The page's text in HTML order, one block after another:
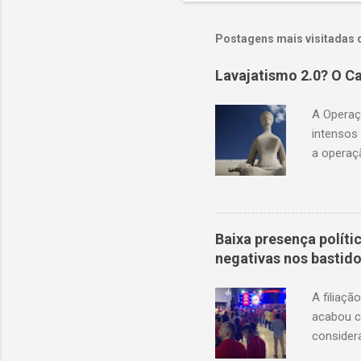
Postagens mais visitadas
Lavajatismo 2.0? O
A
intensos
a
renda
frágeis,
Polícia
ampla
e
Baixa presença
negativas nos
A
acabou